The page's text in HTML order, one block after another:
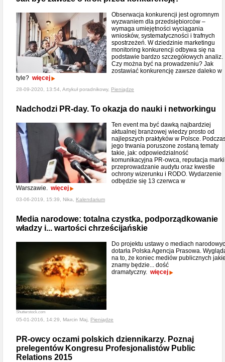
Obserwacja konkurencji jest ogromnym
wyzwaniem dla przedsiębiorców –
wymaga umiejętności wyciągania
wniosków, systematyczności i trafnych
spostrzeżeń. W dziedzinie marketingu
monitoring konkurencji odbywa się na
podstawie bardzo szczegółowych analiz.
Czy można być na prowadzeniu? Jak
zostawiać konkurencję zawsze daleko w
tyle? więcej
28-09-2020, 13:54, Artykuł poradnikowy, Pieniądze
Nadchodzi PR-day. To okazja do nauki i networkingu
Ten event ma być dawką najbardziej
aktualnej branżowej wiedzy prosto od
najlepszych praktyków w Polsce.
jego trwania poruszone zostaną tematy
takie, jak: odpowiedzialność
komunikacyjna PR-owca, reputacja
przeprowadzanie audytu oraz kwestie
ochrony wizerunku i RODO. Wydarzenie
odbędzie się 13 czerwca w
Warszawie. więcej
03-06-2019, 15:39, Nika, Kalendarium
Media narodowe: totalna czystka, podporządkowanie
władzy i... wartości chrześcijańskie
Shutterstock.com
Do projektu ustawy o mediach
dotarła Polska Agencja Prasowa.
na to, że koniec mediów publicznych
znamy będzie... dość
dramatyczny. więcej
05-01-2016, 14:29, Marcin Maj, Pieniądze
PR-owcy oczami polskich dziennikarzy. Poznaj
prelegentów Kongresu Profesjonalistów Public
Relations 2015